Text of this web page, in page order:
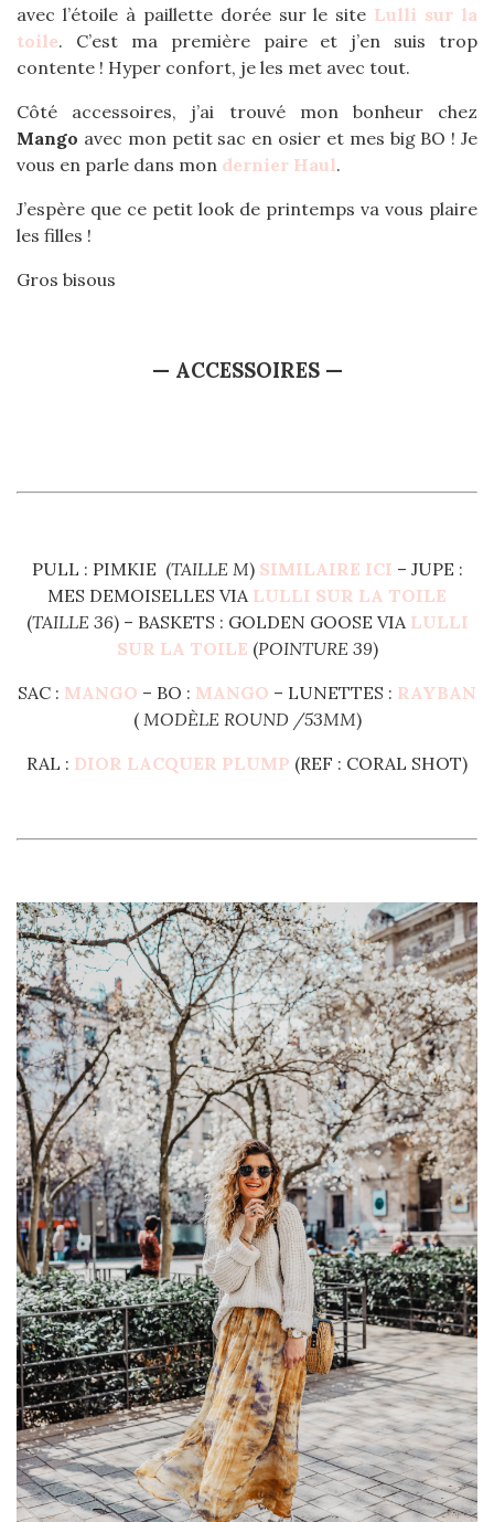
avec l’étoile à paillette dorée sur le site Lulli sur la
toile. C’est ma première paire et j’en suis trop
contente ! Hyper confort, je les met avec tout.
Côté accessoires, j’ai trouvé mon bonheur chez
Mango avec mon petit sac en osier et mes big BO ! Je
vous en parle dans mon dernier Haul.
J’espère que ce petit look de printemps va vous plaire
les filles !
Gros bisous
— ACCESSOIRES —
PULL : PIMKIE (TAILLE M) SIMILAIRE ICI – JUPE :
MES DEMOISELLES VIA LULLI SUR LA TOILE
(TAILLE 36) – BASKETS : GOLDEN GOOSE VIA LULLI
SUR LA TOILE (POINTURE 39)
SAC : MANGO – BO : MANGO – LUNETTES : RAYBAN
( MODÈLE ROUND /53MM)
RAL : DIOR LACQUER PLUMP (REF : CORAL SHOT)